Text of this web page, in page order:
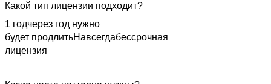
Какой тип лицензии подходит?
1 годчерез год нужно
будет продлитьНавсегдабессрочная
лицензия